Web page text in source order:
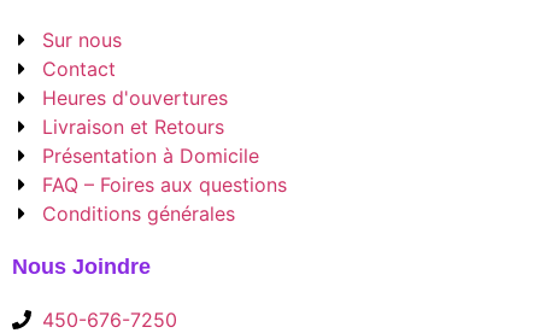
Sur nous
Contact
Heures d'ouvertures
Livraison et Retours
Présentation à Domicile
FAQ – Foires aux questions
Conditions générales
Nous Joindre
450-676-7250